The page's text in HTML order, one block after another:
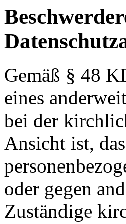
Gemäß § 48
eines
bei der
Ansicht ist,
oder gegen
Zuständige